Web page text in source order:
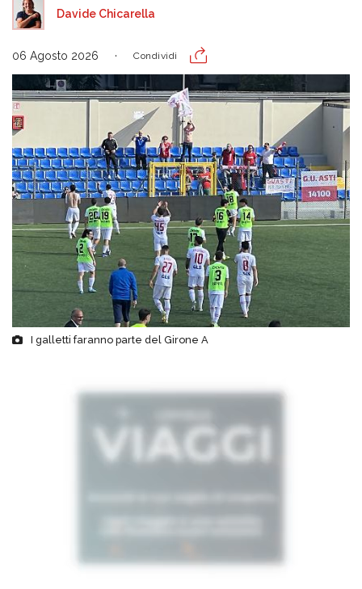
Davide Chicarella
06 Agosto 2026 Condividi
I galletti faranno parte del Girone A